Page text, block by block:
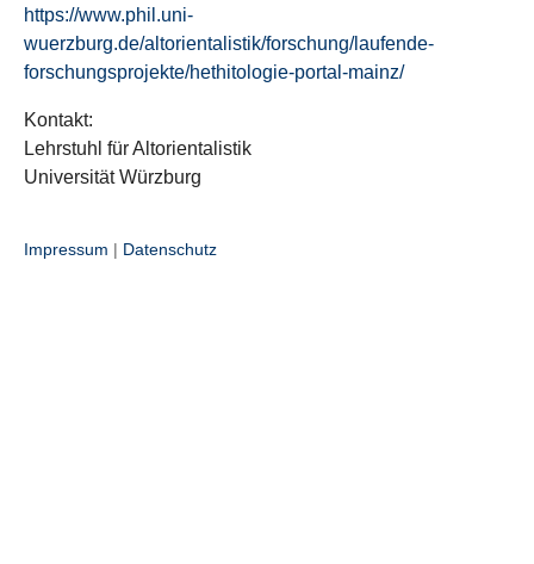
https://www.phil.uni-
wuerzburg.de/altorientalistik/forschung/laufende-
forschungsprojekte/hethitologie-portal-mainz/
Kontakt:
Lehrstuhl für Altorientalistik
Universität Würzburg
Impressum | Datenschutz